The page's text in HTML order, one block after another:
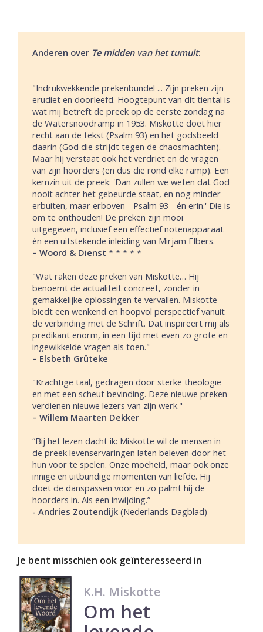
Anderen over Te midden van het tumult:
"Indrukwekkende prekenbundel ... Zijn preken zijn
erudiet en doorleefd. Hoogtepunt van dit tiental is
wat mij betreft de preek op de eerste zondag na
de Watersnoodramp in 1953. Miskotte doet hier
recht aan de tekst (Psalm 93) en het godsbeeld
daarin (God die strijdt tegen de chaosmachten).
Maar hij verstaat ook het verdriet en de vragen
van zijn hoorders (en dus die rond elke ramp). Een
kernzin uit de preek: 'Dan zullen we weten dat God
nooit achter het gebeurde staat, en nog minder
erbuiten, maar erboven - Psalm 93 - én erin.' Die is
om te onthouden! De preken zijn mooi
uitgegeven, inclusief een effectief notenapparaat
én een uitstekende inleiding van Mirjam Elbers.
– Woord & Dienst * * * * *
"Wat raken deze preken van Miskotte… Hij
benoemt de actualiteit concreet, zonder in
gemakkelijke oplossingen te vervallen. Miskotte
biedt een wenkend en hoopvol perspectief vanuit
de verbinding met de Schrift. Dat inspireert mij als
predikant enorm, in een tijd met even zo grote en
ingewikkelde vragen als toen."
– Elsbeth Grüteke
"Krachtige taal, gedragen door sterke theologie
en met een scheut bevinding. Deze nieuwe preken
verdienen nieuwe lezers van zijn werk."
– Willem Maarten Dekker
“Bij het lezen dacht ik: Miskotte wil de mensen in
de preek levenservaringen laten beleven door het
hun voor te spelen. Onze moeheid, maar ook onze
innige en uitbundige momenten van liefde. Hij
doet de danspassen voor en zo palmt hij de
hoorders in. Als een inwijding.”
- Andries Zoutendijk (Nederlands Dagblad)
Je bent misschien ook geïnteresseerd in
K.H. Miskotte
Om het